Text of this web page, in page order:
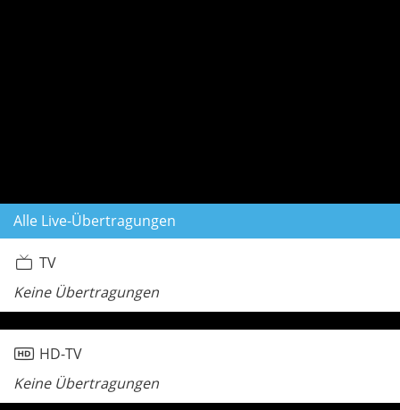
Alle Live-Übertragungen
TV
Keine Übertragungen
HD-TV
Keine Übertragungen